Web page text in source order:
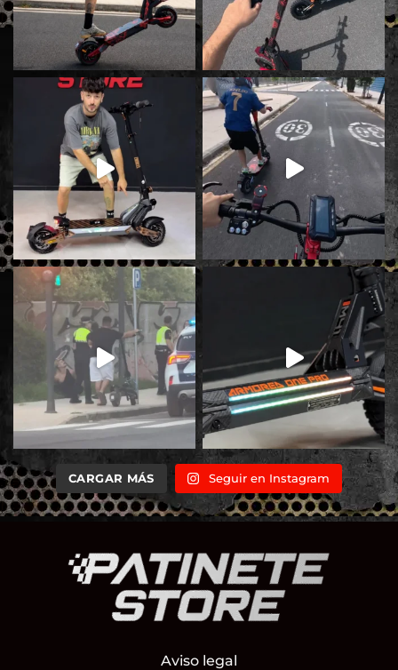
CARGAR MÁS Seguir en Instagram
Aviso legal